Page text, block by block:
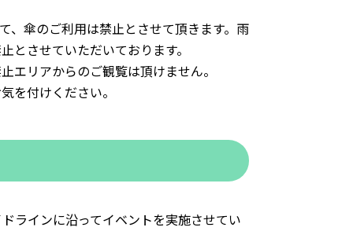
、傘のご利用は禁止とさせて頂きます。雨
させていただいております。
リアからのご観覧は頂けません。
を付けください。
ラインに沿ってイベントを実施させてい